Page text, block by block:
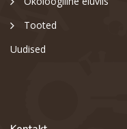
Tooted
Uudised